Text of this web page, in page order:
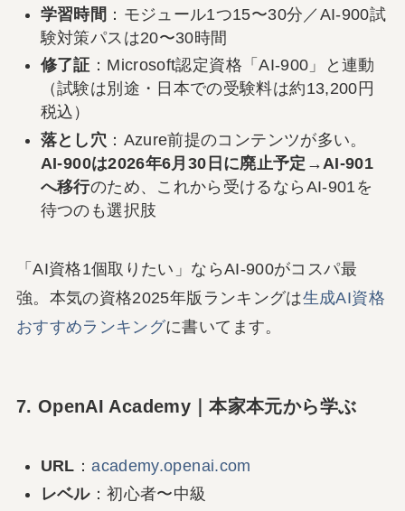
学習時間 ：モジュール1つ15〜30分／AI-900試
験対策パスは20〜30時間
修了証 ：Microsoft認定資格「AI-900」と連動
（試験は別途・日本での受験料は約13,200円
税込）
落とし穴 ：Azure前提のコンテンツが多い。
AI-900は2026年6月30日に廃止予定→AI-901
へ移行のため、これから受けるならAI-901を
待つのも選択肢
「AI資格1個取りたい」ならAI-900がコスパ最
強。本気の資格2025年版ランキングは生成AI資格
おすすめランキングに書いてます。
7. OpenAI Academy｜本家本元から学ぶ
URL ：academy.openai.com
レベル：初心者〜中級